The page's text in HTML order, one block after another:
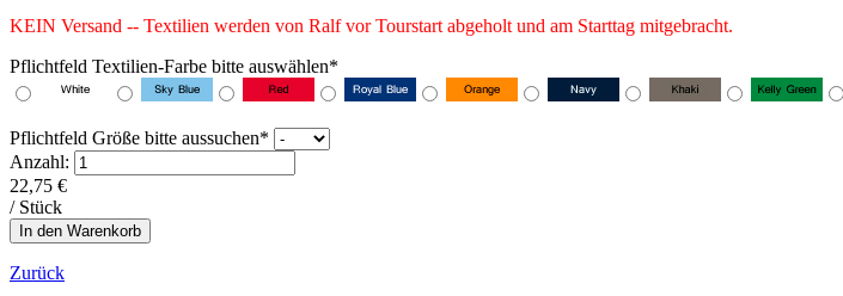
KEIN Versand -- Textilien werden von Ralf vor Tourstart abgeholt und am Starttag mitgebracht.
Pflichtfeld Textilien-Farbe bitte auswählen*
Pflichtfeld Größe bitte aussuchen*
Anzahl:
22,75 €
/ Stück
Zurück